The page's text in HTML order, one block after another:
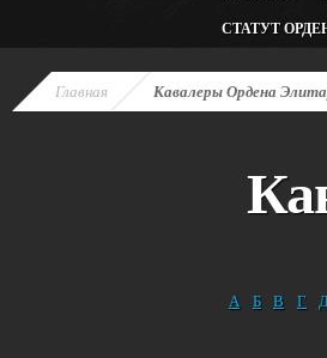
СТАТУТ
Главная Кавалеры Ордена
А Б В Г